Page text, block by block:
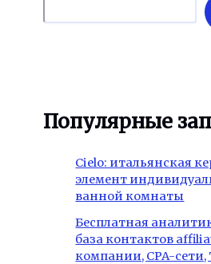
Популярные
Cielo: итальянская
элемент
ванной комнаты
Бесплатная
база контактов
компании, CPA-